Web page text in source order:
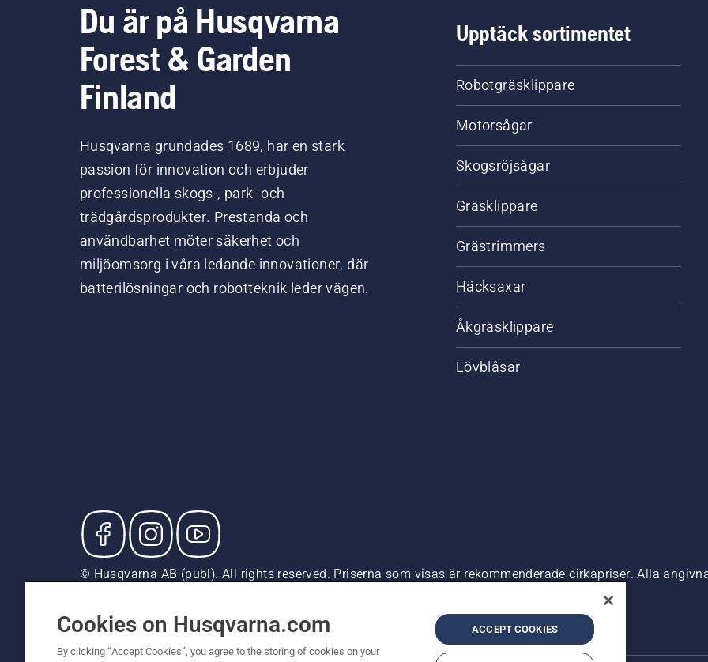
Du är på Husqvarna
Forest & Garden
Finland
Husqvarna grundades 1689, har en stark
passion för innovation och erbjuder
professionella skogs-, park- och
trädgårdsprodukter. Prestanda och
användbarhet möter säkerhet och
miljöomsorg i våra ledande innovationer, där
batterilösningar och robotteknik leder vägen.
Upptäck sortimentet
Robotgräsklippare
Motorsågar
Skogsröjsågar
Gräsklippare
Grästrimmers
Häcksaxar
Åkgräsklippare
Lövblåsar
© Husqvarna AB (publ). All rights reserved. Priserna som visas är rekommenderade cirkapriser. Alla
Cookiepolicy Företagsinformation
Cookies on Husqvarna.com
By clicking “Accept Cookies”, you agree to the storing of cookies on your
ACCEPT COOKIES